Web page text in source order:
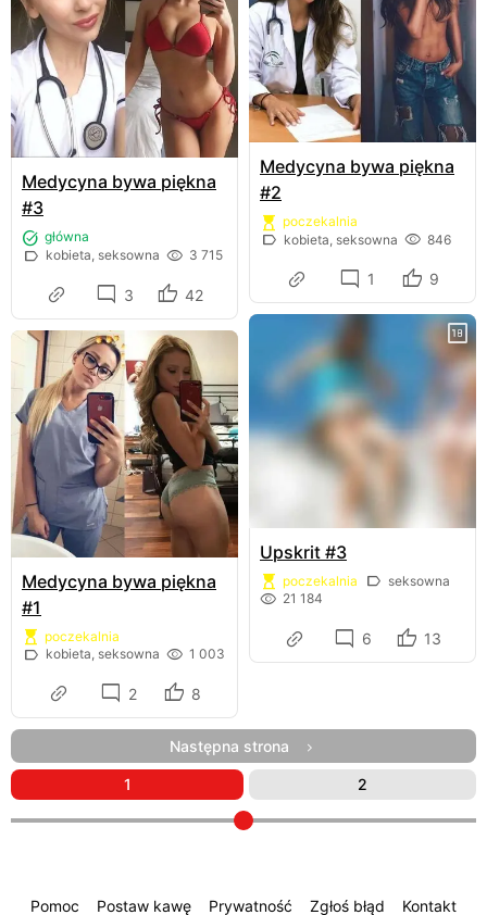
Medycyna bywa piękna
#3
główna
kobieta, seksowna
3 715
3 42
Medycyna bywa piękna
#2
poczekalnia
kobieta, seksowna
846
1 9
Medycyna bywa piękna
#1
poczekalnia
kobieta, seksowna
1 003
2 8
Upskrit #3
poczekalnia
seksowna
21 184
6 13
Następna strona
1 2
Pomoc Postaw kawę Prywatność Zgłoś błąd Kontakt